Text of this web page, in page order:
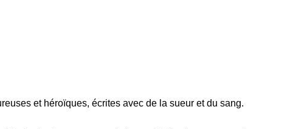
et héroïques, écrites avec de la sueur et du sang.